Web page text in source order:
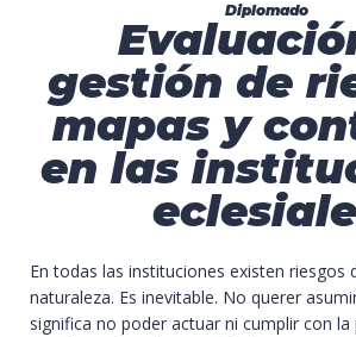
Diplomado
gestión de
mapas y
en las
En todas las instituciones existen riesgos
naturaleza. Es inevitable. No querer
significa no poder actuar ni cumplir con